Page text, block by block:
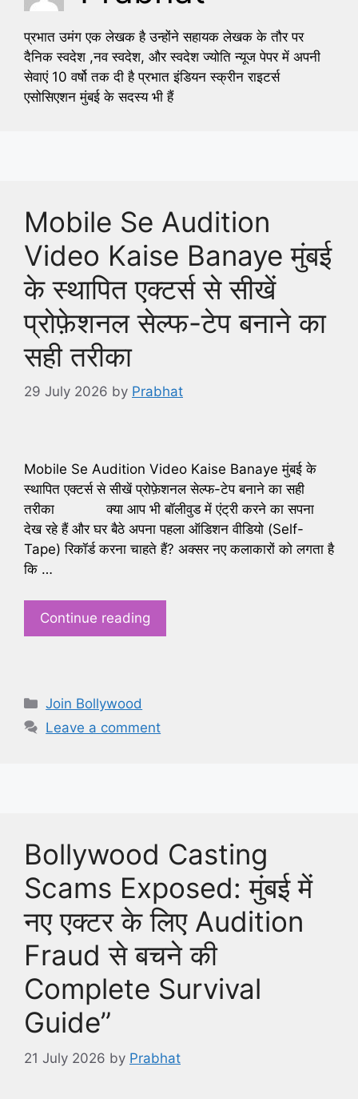
प्रभात उमंग एक लेखक है उन्होंने सहायक लेखक के तौर पर
दैनिक स्वदेश ,नव स्वदेश, और स्वदेश ज्योति न्यूज पेपर में अपनी
सेवाएं 10 वर्षो तक दी है प्रभात इंडियन स्क्रीन राइटर्स
एसोसिएशन मुंबई के सदस्य भी हैं
Mobile Se Audition
Video Kaise Banaye मुंबई
के स्थापित एक्टर्स से सीखें
प्रोफ़ेशनल सेल्फ-टेप बनाने का
सही तरीका
29 July 2026 by Prabhat
Mobile Se Audition Video Kaise Banaye मुंबई के
स्थापित एक्टर्स से सीखें प्रोफ़ेशनल सेल्फ-टेप बनाने का सही
तरीका ​क्या आप भी बॉलीवुड में एंट्री करने का सपना
देख रहे हैं और घर बैठे अपना पहला ऑडिशन वीडियो (Self-
Tape) रिकॉर्ड करना चाहते हैं? अक्सर नए कलाकारों को लगता है
कि …
Continue reading
Categories
Join Bollywood
Leave a comment
Bollywood Casting
Scams Exposed: मुंबई में
नए एक्टर के लिए Audition
Fraud से बचने की
Complete Survival
Guide”
21 July 2026 by Prabhat